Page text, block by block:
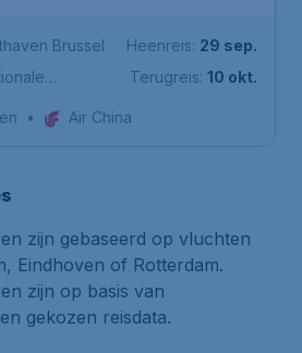
Brussel
Heenreis: 29 sep.
Terugreis: 10 okt.
• Air China
zijn gebaseerd op vluchten
Eindhoven of Rotterdam.
zijn op basis van
gekozen reisdata.